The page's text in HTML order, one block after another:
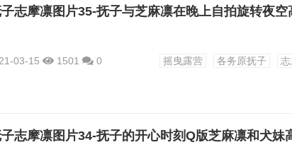
03-15 1501 0 摇曳露营 各务原抚子